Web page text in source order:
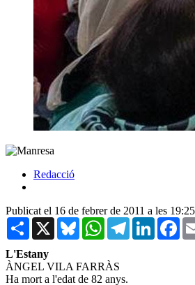
Redacció
Publicat el 16 de febrer de 2011 a les 19:25
Share X BlueskyWhatsAppTelegramLinkedIn
L'Estany
ÀNGEL VILA FARRÀS
Ha mort a l'edat de 82 anys.